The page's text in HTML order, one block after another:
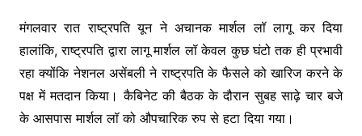
मंगलवार रात राष्ट्रपति यून ने अचानक मार्शल लॉ लागू कर दिया
हालांकि, राष्ट्रपति द्वारा लागू मार्शल लॉ केवल कुछ घंटो तक ही प्रभावी
रहा क्योंकि नेशनल असेंबली ने राष्ट्रपति के फैसले को खारिज करने के
पक्ष में मतदान किया। कैबिनेट की बैठक के दौरान सुबह साढ़े चार बजे
के आसपास मार्शल लॉ को औपचारिक रुप से हटा दिया गया।